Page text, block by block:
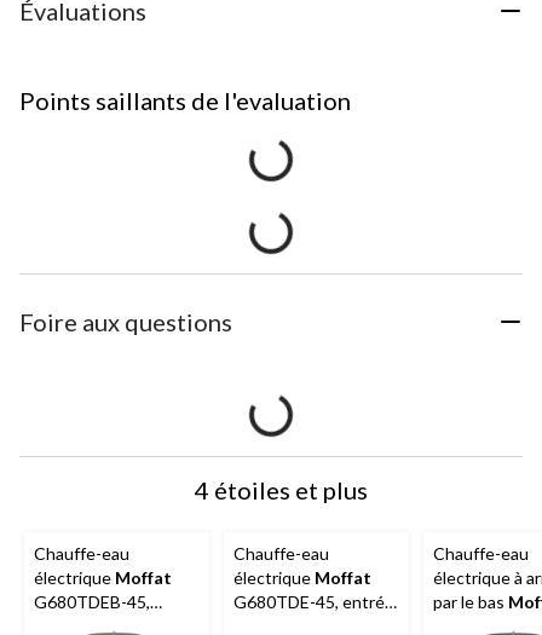
Évaluations
Points saillants de l'evaluation
Foire aux questions
4 étoiles et plus
Chauffe-eau
électrique Moffat
G680TDEB-45,
Chauffe-eau
électrique Moffat
G680TDE-45, entrée
Chauffe-eau
électrique à
par le bas